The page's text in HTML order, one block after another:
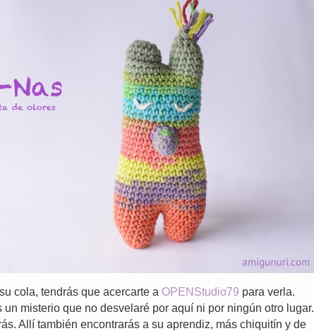
cola, tendrás que acercarte a OPENStudio79 para verla.
misterio que no desvelaré por aquí ni por ningún otro lugar.
Allí también encontrarás a su aprendiz, más chiquitín y de